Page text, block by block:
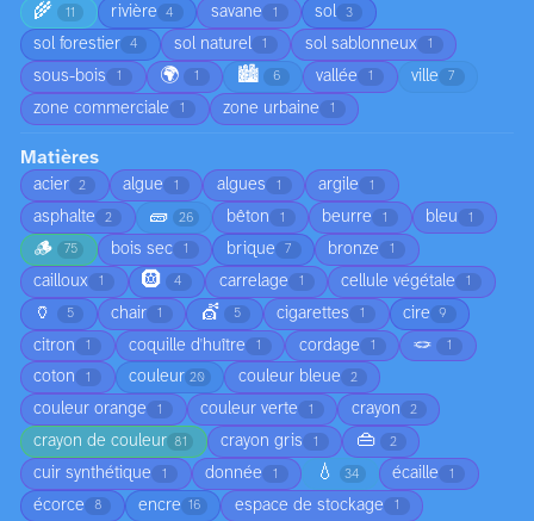
🌾 11 rivière 4 savane 1 sol 3
sol forestier 4 sol naturel 1 sol sablonneux 1
sous-bois 1 🌍 1 🏙️ 6 vallée 1 ville 7
zone commerciale 1 zone urbaine 1
Matières
acier 2 algue 1 algues 1 argile 1
asphalte 2 🧱 26 bêton 1 beurre 1 bleu 1
🪵 75 bois sec 1 brique 7 bronze 1
cailloux 1 🛞 4 carrelage 1 cellule végétale 1
🏺 5 chair 1 💇 5 cigarettes 1 cire 9
citron 1 coquille d'huître 1 cordage 1 🪢 1
coton 1 couleur 20 couleur bleue 2
couleur orange 1 couleur verte 1 crayon 2
crayon de couleur 81 crayon gris 1 👜 2
cuir synthétique 1 donnée 1 💧 34 écaille 1
écorce 8 encre 16 espace de stockage 1